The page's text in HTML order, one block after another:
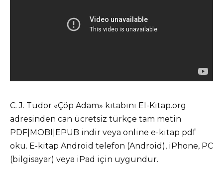
C. J. Tudor «Çöp Adam» kitabını El-Kitap.org
adresinden can ücretsiz türkçe tam metin
PDF|MOBI|EPUB indir veya online e-kitap pdf
oku. E-kitap Android telefon (Android), iPhone, PC
(bilgisayar) veya iPad için uygundur.